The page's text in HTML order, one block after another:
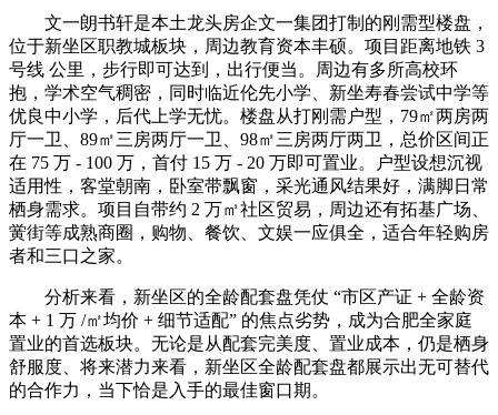
文一朗书轩是本土龙头房企文一集团打制的刚需型楼盘，
位于新坐区职教城板块，周边教育资本丰硕。项目距离地铁 3
号线 公里，步行即可达到，出行便当。周边有多所高校环
抱，学术空气稠密，同时临近伦先小学、新坐寿春尝试中学等
优良中小学，后代上学无忧。楼盘从打刚需户型，79㎡两房两
厅一卫、89㎡三房两厅一卫、98㎡三房两厅两卫，总价区间正
在 75 万 - 100 万，首付 15 万 - 20 万即可置业。户型设想沉视
适用性，客堂朝南，卧室带飘窗，采光通风结果好，满脚日常
栖身需求。项目自带约 2 万㎡社区贸易，周边还有拓基广场、
黉街等成熟商圈，购物、餐饮、文娱一应俱全，适合年轻购房
者和三口之家。
分析来看，新坐区的全龄配套盘凭仗 “市区产证 + 全龄资
本 + 1 万 /㎡均价 + 细节适配” 的焦点劣势，成为合肥全家庭
置业的首选板块。无论是从配套完美度、置业成本，仍是栖身
舒服度、将来潜力来看，新坐区全龄配套盘都展示出无可替代
的合作力，当下恰是入手的最佳窗口期。